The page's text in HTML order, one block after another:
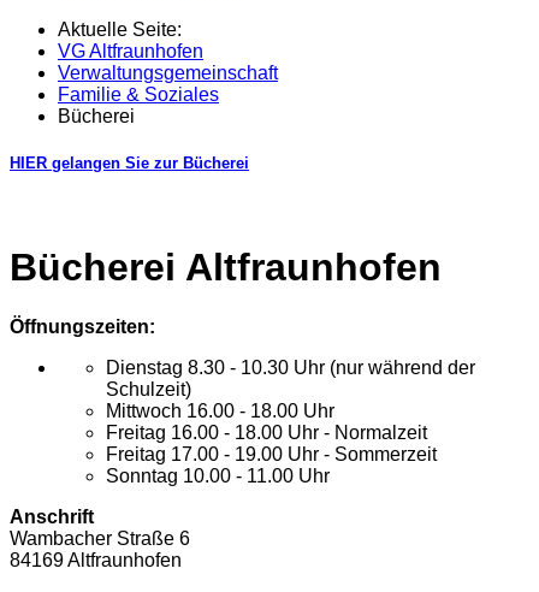
Aktuelle Seite:
VG Altfraunhofen
Verwaltungsgemeinschaft
Familie & Soziales
Bücherei
HIER gelangen Sie zur Bücherei
Bücherei Altfraunhofen
Öffnungszeiten:
Dienstag 8.30 - 10.30 Uhr (nur während der
Schulzeit)
Mittwoch 16.00 - 18.00 Uhr
Freitag 16.00 - 18.00 Uhr - Normalzeit
Freitag 17.00 - 19.00 Uhr - Sommerzeit
Sonntag 10.00 - 11.00 Uhr
Anschrift
Wambacher Straße 6
84169Altfraunhofen